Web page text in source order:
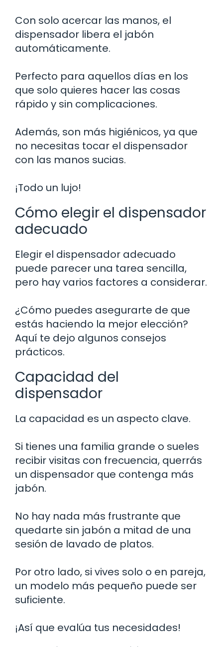
Con solo acercar las manos, el
dispensador libera el jabón
automáticamente.
Perfecto para aquellos días en los
que solo quieres hacer las cosas
rápido y sin complicaciones.
Además, son más higiénicos, ya que
no necesitas tocar el dispensador
con las manos sucias.
¡Todo un lujo!
Cómo elegir el dispensador
adecuado
Elegir el dispensador adecuado
puede parecer una tarea sencilla,
pero hay varios factores a considerar.
¿Cómo puedes asegurarte de que
estás haciendo la mejor elección?
Aquí te dejo algunos consejos
prácticos.
Capacidad del
dispensador
La capacidad es un aspecto clave.
Si tienes una familia grande o sueles
recibir visitas con frecuencia, querrás
un dispensador que contenga más
jabón.
No hay nada más frustrante que
quedarte sin jabón a mitad de una
sesión de lavado de platos.
Por otro lado, si vives solo o en pareja,
un modelo más pequeño puede ser
suficiente.
¡Así que evalúa tus necesidades!